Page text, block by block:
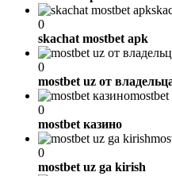
0
skachat mostbet apk
0
mostbet uz от
0
mostbet казино
0
mostbet uz ga kirish